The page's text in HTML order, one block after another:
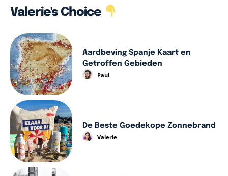
Valerie's Choice
Aardbeving Spanje Kaart en
Getroffen Gebieden
Paul
De Beste Goedekope Zonnebrand
Valerie